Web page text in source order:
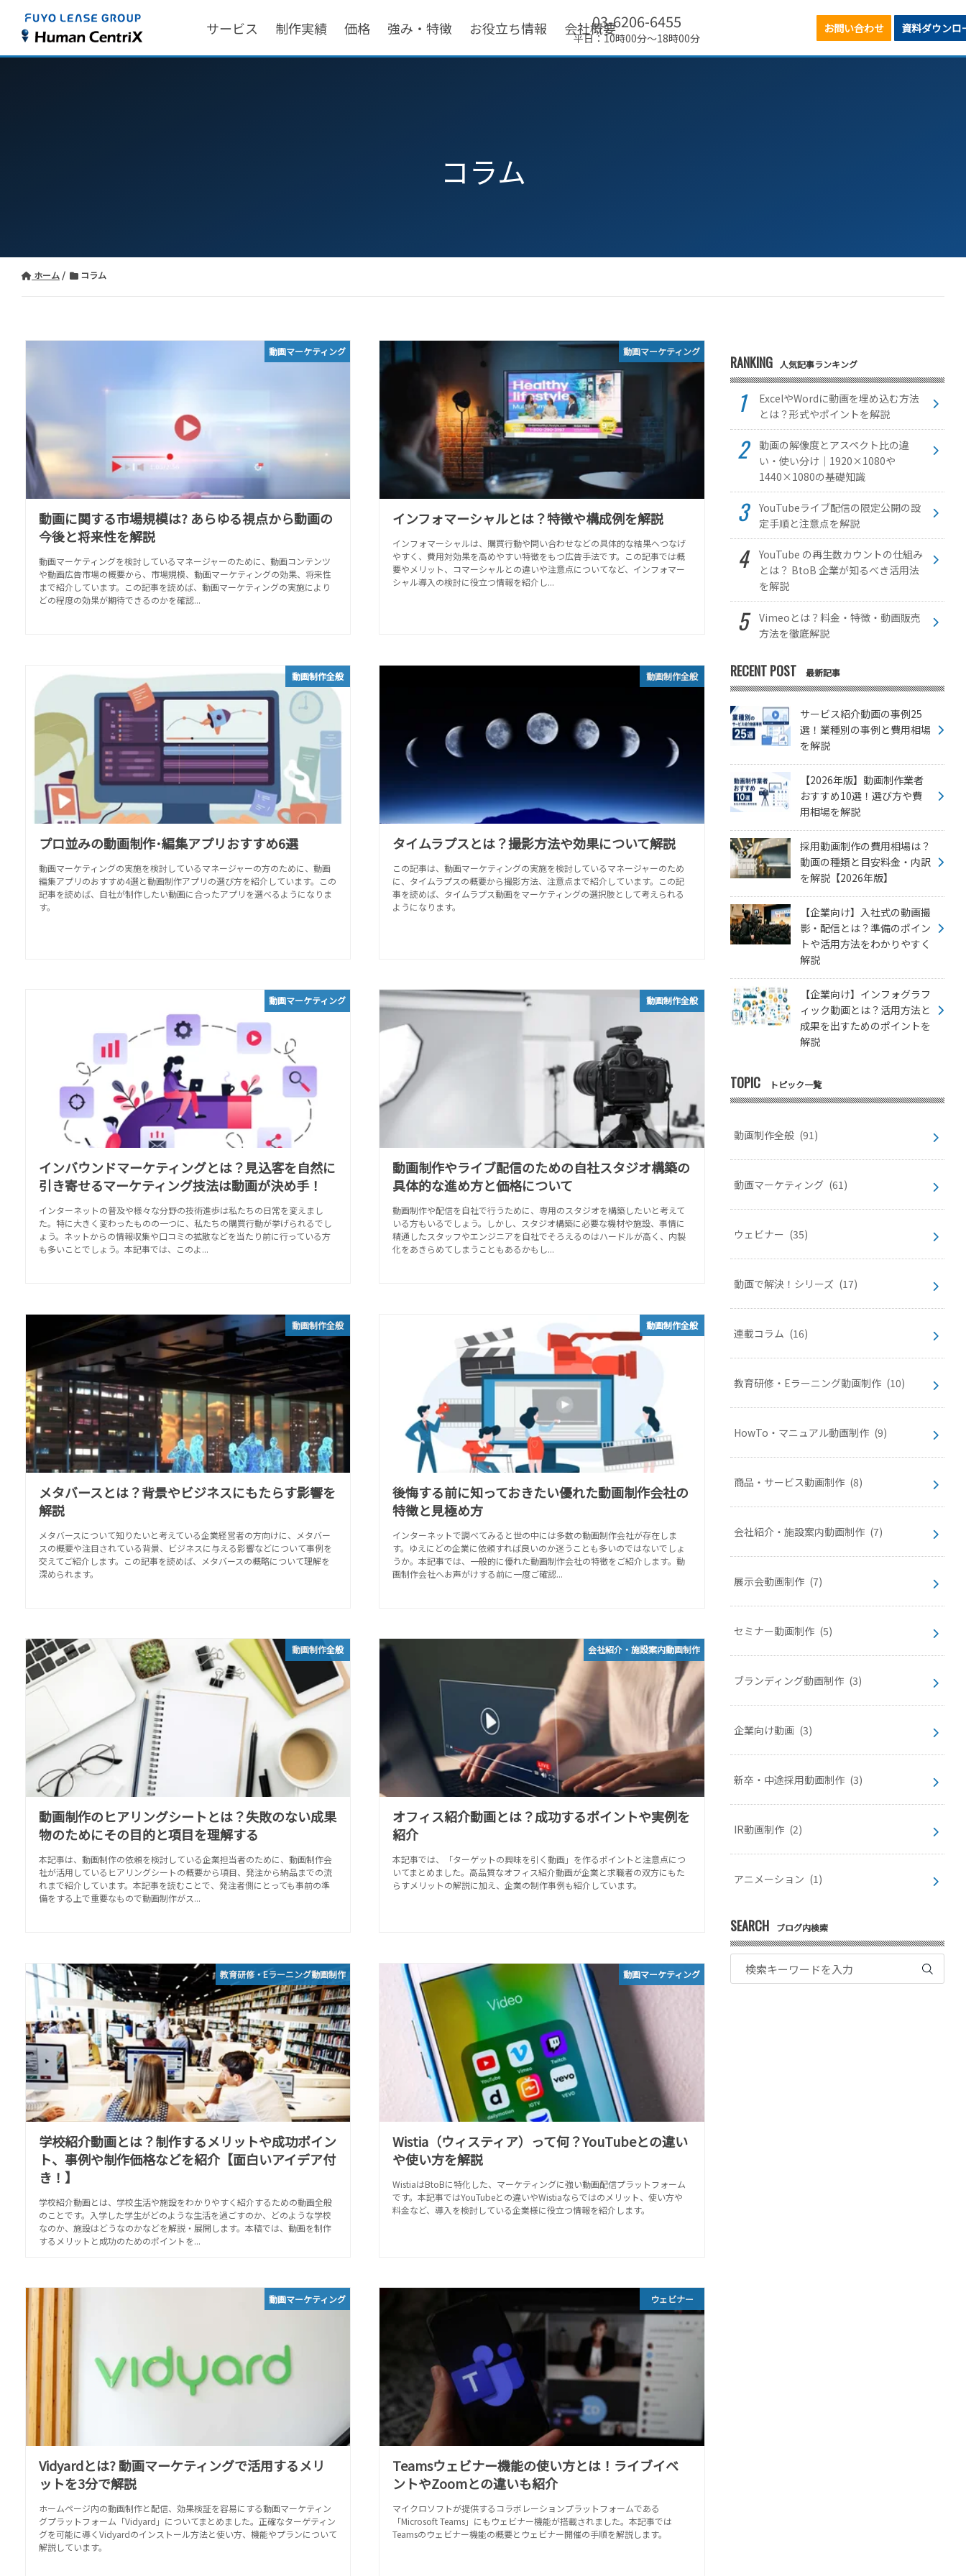
サービス 制作実績 価格 強み・特徴 お役立ち情報 会社概要03-6206-6455
平日：10時00分～18時00分
お問い合わせ 資料ダウンロ
コラム
ホーム コラム
動画マーケティング
動画に関する市場規模は? あらゆる視点から動画の
今後と将来性を解説
動画マーケティングを検討しているマネージャーのために、動画コンテンツ
や動画広告市場の概要から、市場規模、動画マーケティングの効果、将来性
まで紹介しています。この記事を読めば、動画マーケティングの実施により
どの程度の効果が期待できるのかを確認...
動画マーケティング
インフォマーシャルとは？特徴や構成例を解説
インフォマーシャルは、購買行動や問い合わせなどの具体的な結果へつなげ
やすく、費用対効果を高めやすい特徴をもつ広告手法です。この記事では概
要やメリット、コマーシャルとの違いや注意点についてなど、インフォマー
シャル導入の検討に役立つ情報を紹介し...
動画制作全般
プロ並みの動画制作･編集アプリおすすめ6選
動画マーケティングの実施を検討しているマネージャーの方のために、動画
編集アプリのおすすめ4選と動画制作アプリの選び方を紹介しています。この
記事を読めば、自社が制作したい動画に合ったアプリを選べるようになりま
す。
動画制作全般
タイムラプスとは？撮影方法や効果について解説
この記事は、動画マーケティングの実施を検討しているマネージャーのため
に、タイムラプスの概要から撮影方法、注意点まで紹介しています。この記
事を読めば、タイムラプス動画をマーケティングの選択肢として考えられる
ようになります。
動画マーケティング
インバウンドマーケティングとは？見込客を自然に
引き寄せるマーケティング技法は動画が決め手！
インターネットの普及や様々な分野の技術進歩は私たちの日常を変えまし
た。特に大きく変わったものの一つに、私たちの購買行動が挙げられるでし
ょう。ネットからの情報収集や口コミの拡散などを当たり前に行っている方
も多いことでしょう。本記事では、このよ...
動画制作全般
動画制作やライブ配信のための自社スタジオ構築の
具体的な進め方と価格について
動画制作や配信を自社で行うために、専用のスタジオを構築したいと考えて
いる方もいるでしょう。しかし、スタジオ構築に必要な機材や施設、事情に
精通したスタッフやエンジニアを自社でそろえるのはハードルが高く、内製
化をあきらめてしまうこともあるかもし...
動画制作全般
メタバースとは？背景やビジネスにもたらす影響を
解説
メタバースについて知りたいと考えている企業経営者の方向けに、メタバー
スの概要や注目されている背景、ビジネスに与える影響などについて事例を
交えてご紹介します。この記事を読めば、メタバースの概略について理解を
深められます。
動画制作全般
後悔する前に知っておきたい優れた動画制作会社の
特徴と見極め方
インターネットで調べてみると世の中には多数の動画制作会社が存在しま
す。ゆえにどの企業に依頼すれば良いのか迷うことも多いのではないでしょ
うか。本記事では、一般的に優れた動画制作会社の特徴をご紹介します。動
画制作会社へお声がけする前に一度ご確認...
動画制作全般
動画制作のヒアリングシートとは？失敗のない成果
物のためにその目的と項目を理解する
本記事は、動画制作の依頼を検討している企業担当者のために、動画制作会
社が活用しているヒアリングシートの概要から項目、発注から納品までの流
れまで紹介しています。本記事を読むことで、発注者側にとっても事前の準
備をする上で重要なもので動画制作がス...
会社紹介・施設案内動画制作
オフィス紹介動画とは？成功するポイントや実例を
紹介
本記事では、「ターゲットの興味を引く動画」を作るポイントと注意点につ
いてまとめました。高品質なオフィス紹介動画が企業と求職者の双方にもた
らすメリットの解説に加え、企業の制作事例も紹介しています。
教育研修・Eラーニング動画制作
学校紹介動画とは？制作するメリットや成功ポイン
ト、事例や制作価格などを紹介【面白いアイデア付
き！】
学校紹介動画とは、学校生活や施設をわかりやすく紹介するための動画全般
のことです。入学した学生がどのような生活を過ごすのか、どのような学校
なのか、施設はどうなのかなどを解説・展開します。本稿では、動画を制作
するメリットと成功のためのポイントを...
動画マーケティング
Wistia（ウィスティア）って何？YouTubeとの違い
や使い方を解説
WistiaはBtoBに特化した、マーケティングに強い動画配信プラットフォーム
です。本記事ではYouTubeとの違いやWistiaならではのメリット、使い方や
料金など、導入を検討している企業様に役立つ情報を紹介します。
動画マーケティング
Vidyardとは? 動画マーケティングで活用するメリ
ットを3分で解説
ホームページ内の動画制作と配信、効果検証を容易にする動画マーケティン
グプラットフォーム「Vidyard」についてまとめました。正確なターゲティン
グを可能に導くVidyardのインストール方法と使い方、機能やプランについて
解説しています。
ウェビナー
Teamsウェビナー機能の使い方とは！ライブイベ
ントやZoomとの違いも紹介
マイクロソフトが提供するコラボレーションプラットフォームである
「Microsoft Teams」にもウェビナー機能が搭載されました。本記事では
Teamsのウェビナー機能の概要とウェビナー開催の手順を解説します。
RANKING 人気記事ランキング
ExcelやWordに動画を埋め込む方法
とは？形式やポイントを解説
動画の解像度とアスペクト比の違
い・使い分け｜1920×1080や
1440×1080の基礎知識
YouTubeライブ配信の限定公開の設
定手順と注意点を解説
YouTube の再生数カウントの仕組み
とは？ BtoB 企業が知るべき活用法
を解説
Vimeoとは？料金・特徴・動画販売
方法を徹底解説
RECENT POST 最新記事
サービス紹介動画の事例25
選！業種別の事例と費用相場
を解説
【2026年版】動画制作業者
おすすめ10選！選び方や費
用相場を解説
採用動画制作の費用相場は？
動画の種類と目安料金・内訳
を解説【2026年版】
【企業向け】入社式の動画撮
影・配信とは？準備のポイン
トや活用方法をわかりやすく
解説
【企業向け】インフォグラフ
ィック動画とは？活用方法と
成果を出すためのポイントを
解説
TOPIC トピック一覧
動画制作全般 (91)
動画マーケティング (61)
ウェビナー (35)
動画で解決！シリーズ (17)
連載コラム (16)
教育研修・Eラーニング動画制作 (10)
HowTo・マニュアル動画制作 (9)
商品・サービス動画制作 (8)
会社紹介・施設案内動画制作 (7)
展示会動画制作 (7)
セミナー動画制作 (5)
ブランディング動画制作 (3)
企業向け動画 (3)
新卒・中途採用動画制作 (3)
IR動画制作 (2)
アニメーション (1)
SEARCH ブログ内検索